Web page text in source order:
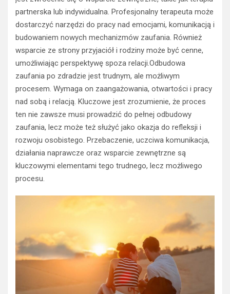
partnerska lub indywidualna. Profesjonalny terapeuta może
dostarczyć narzędzi do pracy nad emocjami, komunikacją i
budowaniem nowych mechanizmów zaufania. Również
wsparcie ze strony przyjaciół i rodziny może być cenne,
umożliwiając perspektywę spoza relacji.Odbudowa
zaufania po zdradzie jest trudnym, ale możliwym
procesem. Wymaga on zaangażowania, otwartości i pracy
nad sobą i relacją. Kluczowe jest zrozumienie, że proces
ten nie zawsze musi prowadzić do pełnej odbudowy
zaufania, lecz może też służyć jako okazja do refleksji i
rozwoju osobistego. Przebaczenie, uczciwa komunikacja,
działania naprawcze oraz wsparcie zewnętrzne są
kluczowymi elementami tego trudnego, lecz możliwego
procesu.